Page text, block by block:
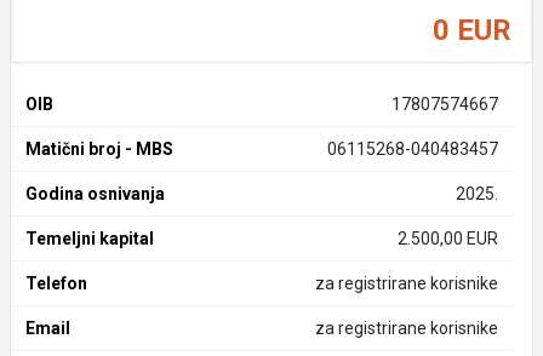
0 EUR
OIB 17807574667
Matični broj - MBS 06115268-040483457
Godina osnivanja 2025.
Temeljni kapital 2.500,00 EUR
Telefon za registrirane korisnike
Email za registrirane korisnike